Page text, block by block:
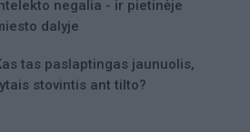
negalia - ir pietinėje
dalyje
tas paslaptingas jaunuolis,
stovintis ant tilto?